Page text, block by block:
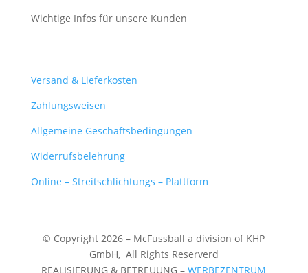
Wichtige Infos für unsere Kunden
Versand & Lieferkosten
Zahlungsweisen
Allgemeine Geschäftsbedingungen
Widerrufsbelehrung
Online – Streitschlichtungs – Plattform
© Copyright 2026 – McFussball a division of KHP
GmbH, All Rights Reserverd
REALISIERUNG & BETREUUNG –WERBEZENTRUM